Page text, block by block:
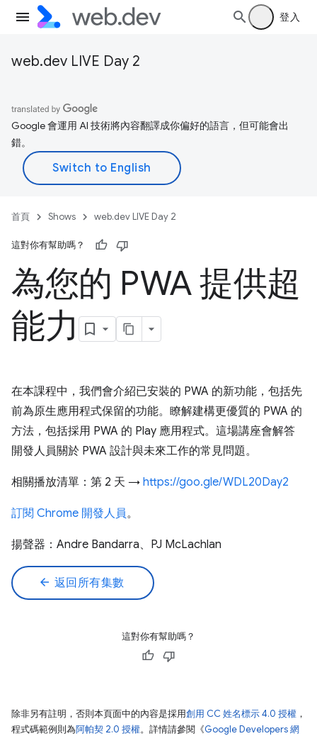
登入
web.dev LIVE Day 2
Google 會運用 AI 技術將內容翻譯成你偏好的語言，但可能會出
錯。
首頁 Shows web.dev LIVE Day 2
這對你有幫助嗎？
為您的 PWA 提供超
能力
在本課程中，我們會介紹已安裝的 PWA 的新功能，包括先
前為原生應用程式保留的功能。瞭解建構更優質的 PWA 的
方法，包括採用 PWA 的 Play 應用程式。這場講座會解答
開發人員關於 PWA 設計與未來工作的常見問題。
相關播放清單：第 2 天 → https://goo.gle/WDL20Day2
訂閱 Chrome 開發人員。
揚聲器：Andre Bandarra、PJ McLachlan
arrow_back 返回所有集數
這對你有幫助嗎？
除非另有註明，否則本頁面中的內容是採用創用 CC 姓名標示 4.0 授權 ，
程式碼範例則為阿帕契 2.0 授權。詳情請參閱《Google Developers 網